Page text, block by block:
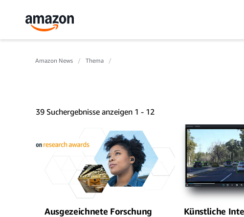
Amazon News Thema
39 Suchergebnisse anzeigen 1 - 12
Ausgezeichnete Forschung
Künstliche